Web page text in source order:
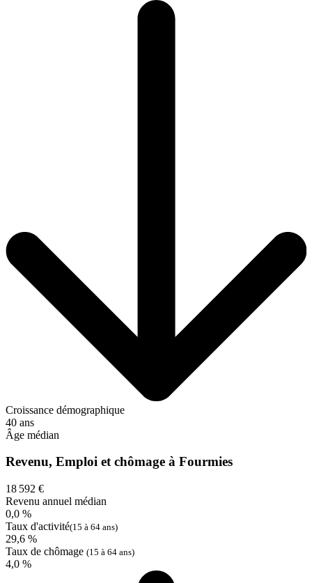
Croissance démographique
40 ans
Âge médian
Revenu, Emploi et chômage à Fourmies
18 592 €
Revenu annuel médian
0,0 %
Taux d'activité(15 à 64 ans)
29,6 %
Taux de chômage (15 à 64 ans)
4,0 %